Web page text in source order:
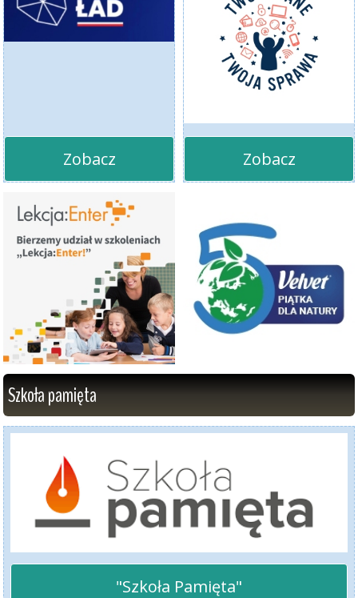
Zobacz Zobacz
Szkoła pamięta
"Szkoła Pamięta"